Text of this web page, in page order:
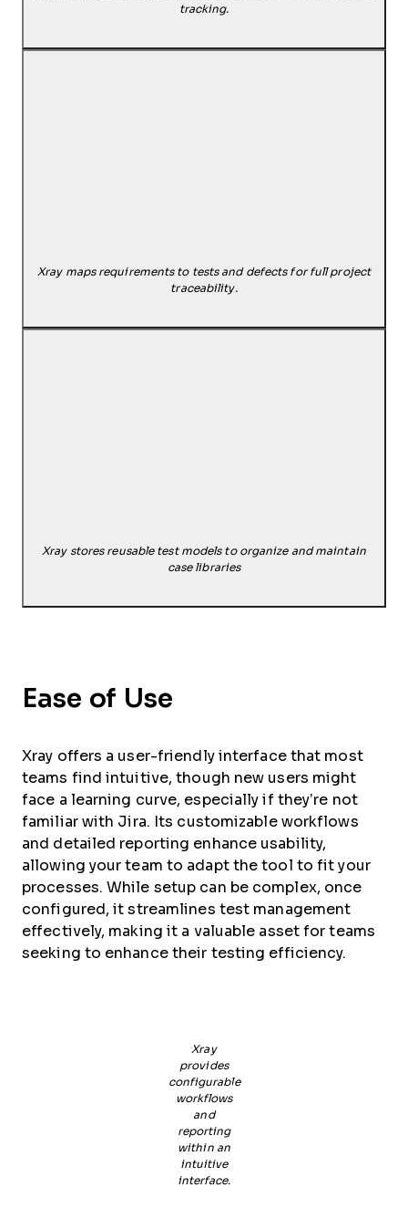
tracking.
Xray maps requirements to tests and defects for full project
traceability.
Xray stores reusable test models to organize and maintain
case libraries
Ease of Use
Xray offers a user-friendly interface that most
teams find intuitive, though new users might
face a learning curve, especially if they’re not
familiar with Jira. Its customizable workflows
and detailed reporting enhance usability,
allowing your team to adapt the tool to fit your
processes. While setup can be complex, once
configured, it streamlines test management
effectively, making it a valuable asset for teams
seeking to enhance their testing efficiency.
Xray
provides
configurable
workflows
and
reporting
within an
intuitive
interface.